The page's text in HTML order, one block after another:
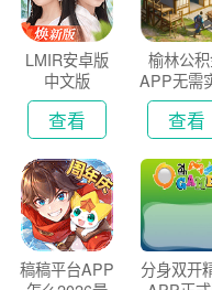
LMIR安卓版
中文版
查看
榆林公
APP无需
认证版
查看
稿稿平台APP
分身双开